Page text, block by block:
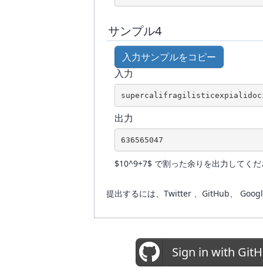
サンプル4
入力サンプルをコピー
入力
出力
636565047
$10^9+7$ で割った余りを出力してく
提出するには、Twitter 、GitHub、
Sign in with